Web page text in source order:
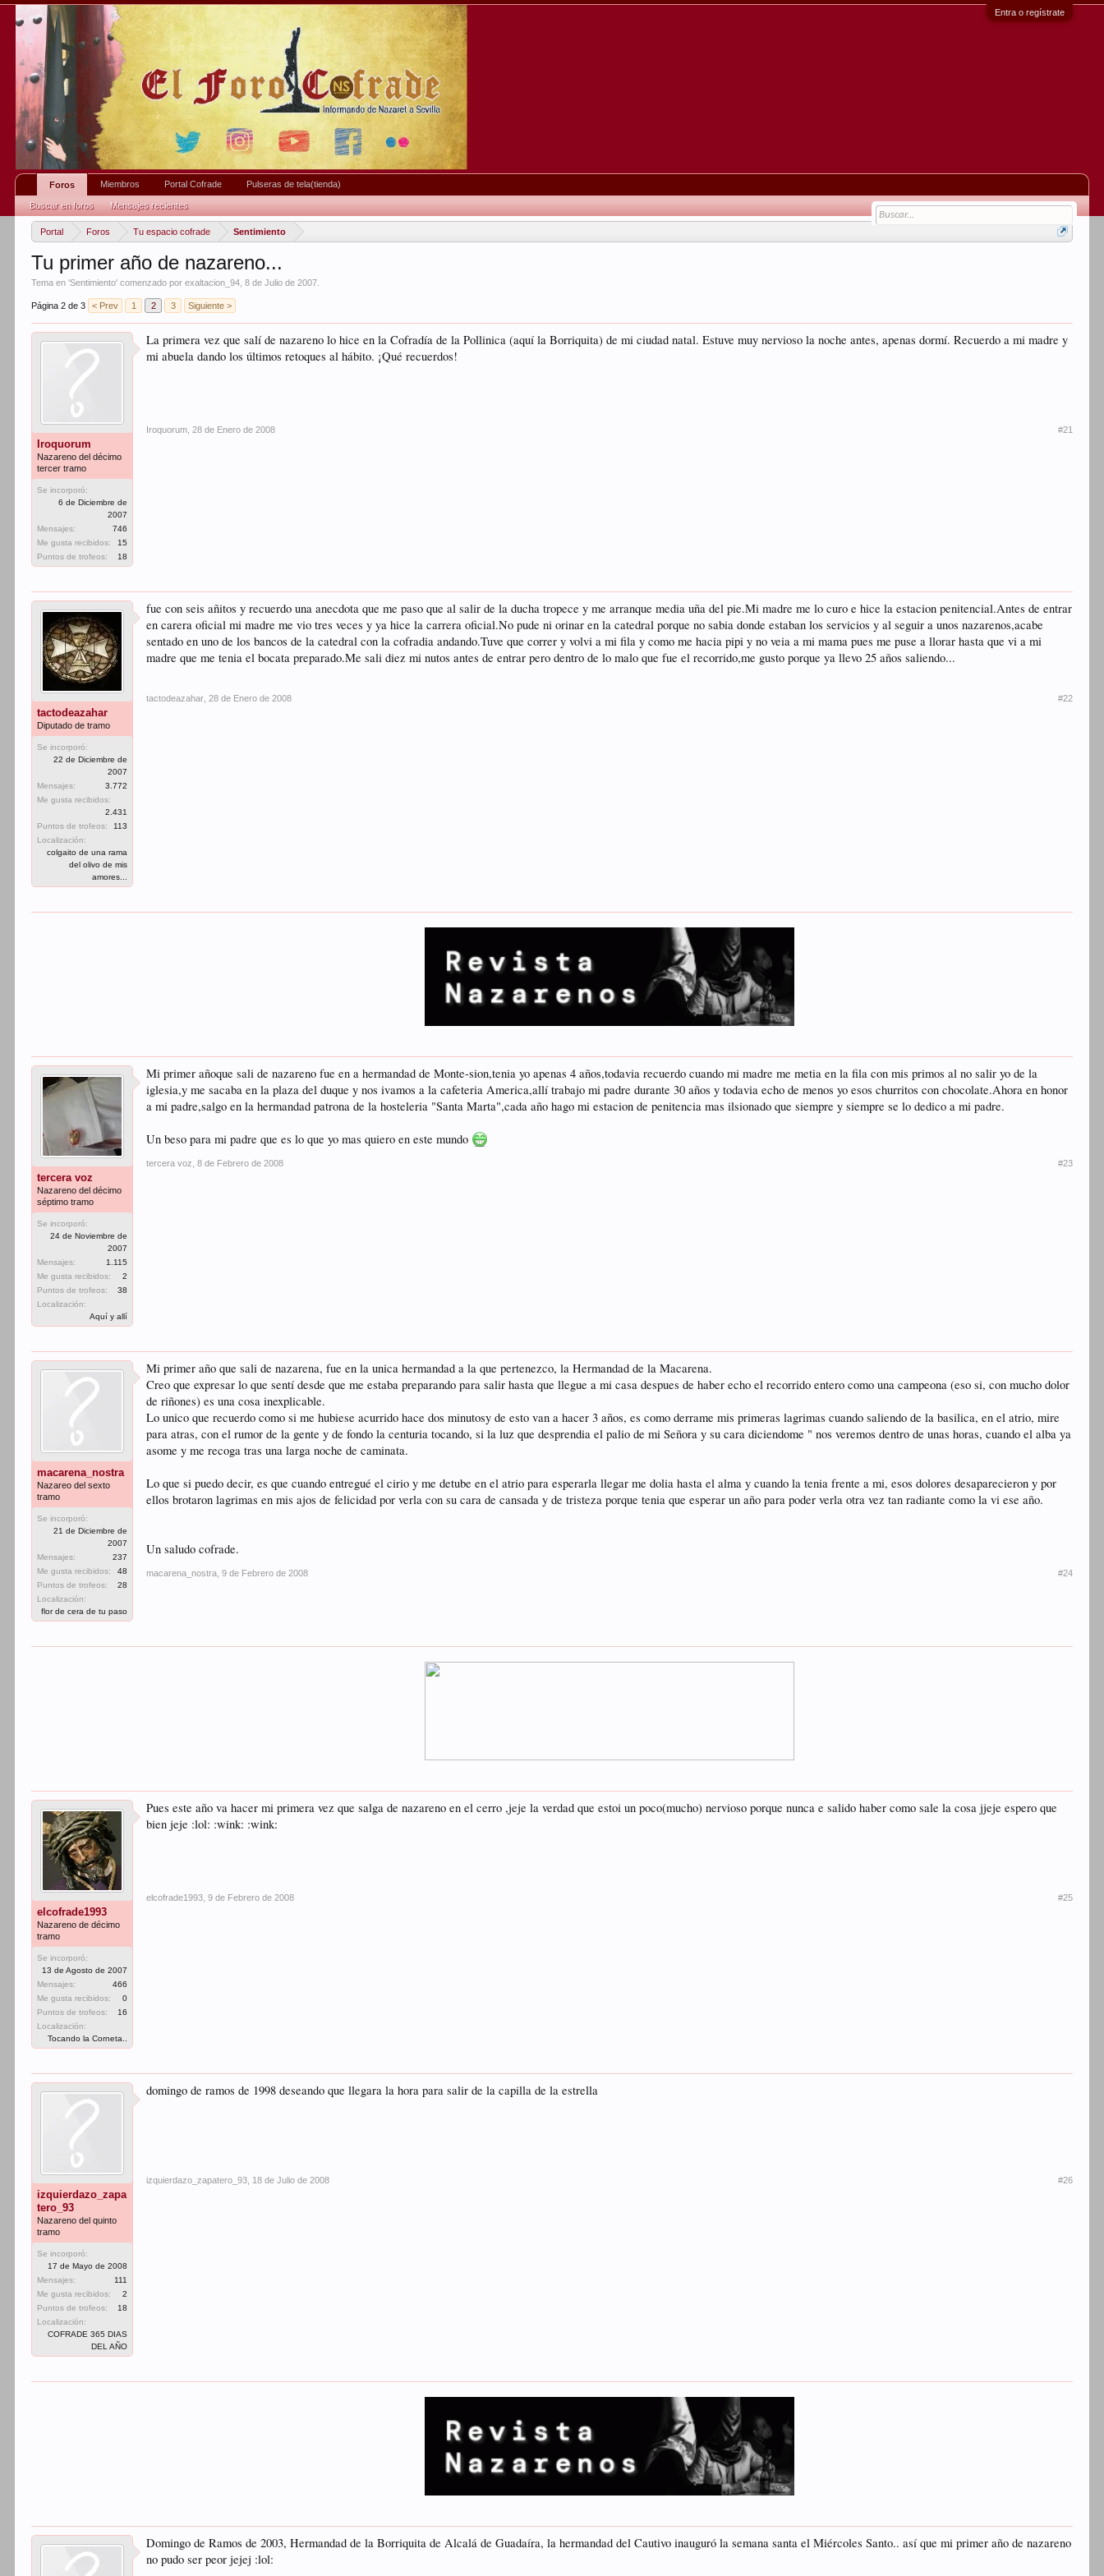
Entra o regístrate
Portal Foros Tu espacio cofrade Sentimiento
Tu primer año de nazareno...
Tema en 'Sentimiento' comenzado porexaltacion_94 ,8 de Julio de 2007
Página 2 de 3 < Prev 1 2 3 Siguiente >
Iroquorum
Nazareno del décimo
tercer tramo
Se incorporó:
6 de Diciembre de
2007
Mensajes:
746
Me gusta recibidos:
15
Puntos de trofeos:
18
La primera vez que salí de nazareno lo hice en la Cofradía de la Pollinica (aquí la Borriquita) de mi ciudad natal. Estuve muy nervioso la noche antes, apenas dormí. Recuerdo a mi madre y
mi abuela dando los últimos retoques al hábito. ¡Qué recuerdos!
Iroquorum 28 de Enero de 2008 #21
tactodeazahar
Diputado de tramo
Se incorporó:
22 de Diciembre de
2007
Mensajes:
3.772
Me gusta recibidos:
2.431
Puntos de trofeos:
113
Localización:
colgaito de una rama
del olivo de mis
amores...
fue con seis añitos y recuerdo una anecdota que me paso que al salir de la ducha tropece y me arranque media uña del pie.Mi madre me lo curo e hice la estacion penitencial.Antes de entrar
en carera oficial mi madre me vio tres veces y ya hice la carrera oficial.No pude ni orinar en la catedral porque no sabia donde estaban los servicios y al seguir a unos nazarenos,acabe
sentado en uno de los bancos de la catedral con la cofradia andando.Tuve que correr y volvi a mi fila y como me hacia pipi y no veia a mi mama pues me puse a llorar hasta que vi a mi
madre que me tenia el bocata preparado.Me sali diez mi nutos antes de entrar pero dentro de lo malo que fue el recorrido,me gusto porque ya llevo 25 años saliendo...
tactodeazahar 28 de Enero de 2008 #22
tercera voz
Nazareno del décimo
séptimo tramo
Se incorporó:
24 de Noviembre de
2007
Mensajes:
1.115
Me gusta recibidos:
2
Puntos de trofeos:
38
Localización:
Aquí y allí
Mi primer añoque sali de nazareno fue en a hermandad de Monte-sion,tenia yo apenas 4 años,todavia recuerdo cuando mi madre me metia en la fila con mis primos al no salir yo de la
iglesia,y me sacaba en la plaza del duque y nos ivamos a la cafeteria America,allí trabajo mi padre durante 30 años y todavia echo de menos yo esos churritos con chocolate.Ahora en honor
a mi padre,salgo en la hermandad patrona de la hosteleria "Santa Marta",cada año hago mi estacion de penitencia mas ilsionado que siempre y siempre se lo dedico a mi padre.
Un beso para mi padre que es lo que yo mas quiero en este mundo
tercera voz 8 de Febrero de 2008 #23
macarena_nostra
Nazareo del sexto
tramo
Se incorporó:
21 de Diciembre de
2007
Mensajes:
237
Me gusta recibidos:
48
Puntos de trofeos:
28
Localización:
flor de cera de tu paso
Mi primer año que sali de nazarena, fue en la unica hermandad a la que pertenezco, la Hermandad de la Macarena.
Creo que expresar lo que sentí desde que me estaba preparando para salir hasta que llegue a mi casa despues de haber echo el recorrido entero como una campeona (eso si, con mucho dolor
de riñones) es una cosa inexplicable.
Lo unico que recuerdo como si me hubiese acurrido hace dos minutosy de esto van a hacer 3 años, es como derrame mis primeras lagrimas cuando saliendo de la basilica, en el atrio, mire
para atras, con el rumor de la gente y de fondo la centuria tocando, si la luz que desprendia el palio de mi Señora y su cara diciendome " nos veremos dentro de unas horas, cuando el alba ya
asome y me recoga tras una larga noche de caminata.
Lo que si puedo decir, es que cuando entregué el cirio y me detube en el atrio para esperarla llegar me dolia hasta el alma y cuando la tenia frente a mi, esos dolores desaparecieron y por
ellos brotaron lagrimas en mis ajos de felicidad por verla con su cara de cansada y de tristeza porque tenia que esperar un año para poder verla otra vez tan radiante como la vi ese año.
Un saludo cofrade.
macarena_nostra 9 de Febrero de 2008 #24
elcofrade1993
Nazareno de décimo
tramo
Se incorporó:
13 de Agosto de 2007
Mensajes:
466
Me gusta recibidos:
0
Puntos de trofeos:
16
Localización:
Tocando la Corneta..
Pues este año va hacer mi primera vez que salga de nazareno en el cerro ,jeje la verdad que estoi un poco(mucho) nervioso porque nunca e salido haber como sale la cosa jjeje espero que
bien jeje :lol: :wink: :wink:
elcofrade1993 9 de Febrero de 2008 #25
izquierdazo_zapa
tero_93
Nazareno del quinto
tramo
Se incorporó:
17 de Mayo de 2008
Mensajes:
111
Me gusta recibidos:
2
Puntos de trofeos:
18
Localización:
COFRADE 365 DIAS
DEL AÑO
domingo de ramos de 1998 deseando que llegara la hora para salir de la capilla de la estrella
izquierdazo_zapatero_93 18 de Julio de 2008 #26
Domingo de Ramos de 2003, Hermandad de la Borriquita de Alcalá de Guadaíra, la hermandad del Cautivo inauguró la semana santa el Miércoles Santo.. así que mi primer año de nazareno
no pudo ser peor jejej :lol:
Foros
Buscar en foros Mensajes recientes
Miembros Portal Cofrade Pulseras de tela(tienda)